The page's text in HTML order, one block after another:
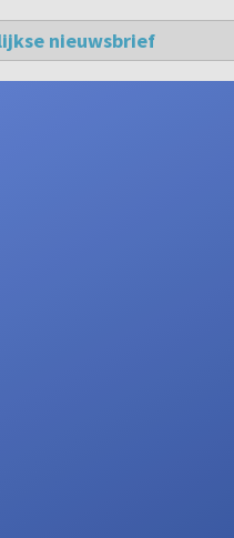
nieuwsbrief